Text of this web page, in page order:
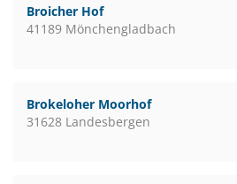
Broicher Hof
41189 Mönchengladbach
Brokeloher Moorhof
31628 Landesbergen